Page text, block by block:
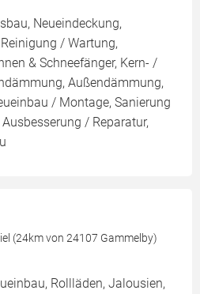
Neueindeckung,
/ Wartung,
& Schneefänger, Kern- /
Außendämmung,
/ Montage, Sanierung
/ Reparatur,
(24km von 24107 Gammelby)
Rollläden, Jalousien,